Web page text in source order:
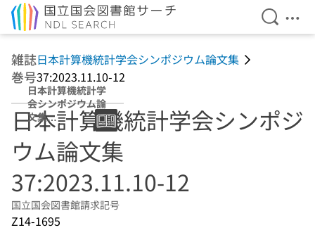
検索を
メ
雑誌日本計算機統計学会シンポジウム論文集
巻号37:2023.11.10-12
日本計算機統計学
会シンポジウム論
文集
37:2023.11.10-
12
日本計算機統計学会シンポジ
ウム論文集
37:2023.11.10-12
国立国会図書館請求記号
Z14-1695